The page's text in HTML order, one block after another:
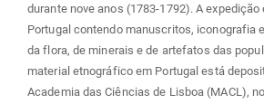
durante nove anos (1783-1792). A
Portugal contendo manuscritos, iconografia
da flora, de minerais e de artefatos das
material etnográfico em Portugal está
Academia das Ciências de Lisboa (MACL),